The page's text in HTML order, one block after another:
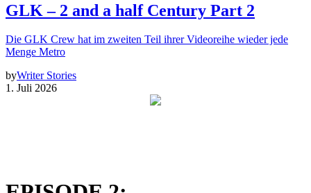
GLK – 2 and a half Century Part 2
Die GLK Crew hat im zweiten Teil ihrer Videoreihe wieder jede
Menge Metro
byWriter Stories
1. Juli 2026